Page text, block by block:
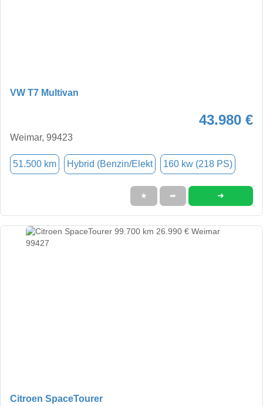
VW T7 Multivan
43.980 €
Weimar, 99423
51.500 km Hybrid (Benzin/Elekt 160 kw (218 PS)
★ ➦ ➜
Citroen SpaceTourer